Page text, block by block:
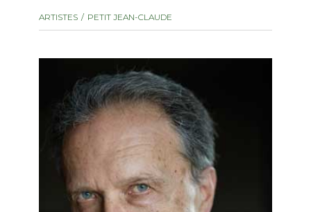
OTHER PRODUCTS
with Guitar
ARTISTES PETIT JEAN-CLAUDE